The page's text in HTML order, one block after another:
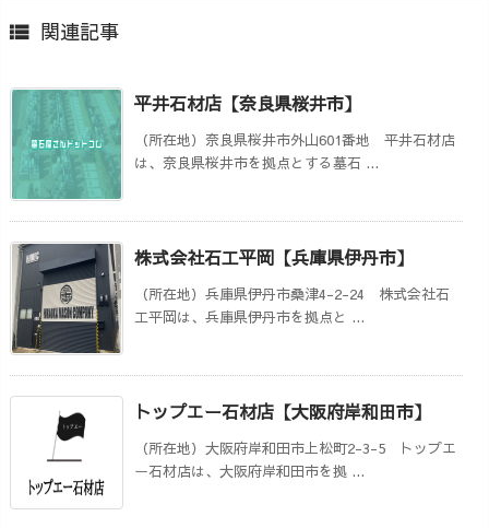
 関連記事
平井石材店【奈良県桜井市】
（所在地）奈良県桜井市外山601番地 平井石材店
は、奈良県桜井市を拠点とする墓石 ...
株式会社石工平岡【兵庫県伊丹市】
（所在地）兵庫県伊丹市桑津4-2-24 株式会社石
工平岡は、兵庫県伊丹市を拠点と ...
トップエー石材店【大阪府岸和田市】
（所在地）大阪府岸和田市上松町2-3-5 トップエ
ー石材店は、大阪府岸和田市を拠 ...